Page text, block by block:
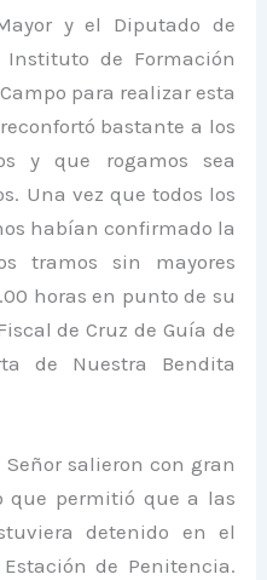
y el Diputado de
de Formación
para realizar esta
bastante a los
y que rogamos sea
Una vez que todos los
habían confirmado la
tramos sin mayores
horas en punto de su
de Cruz de Guía de
de Nuestra Bendita
salieron con gran
que permitió que a las
detenido en el
de Penitencia.